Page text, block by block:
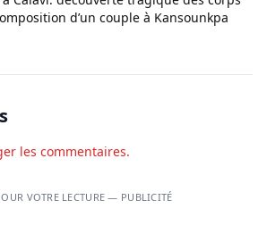
d’un couple à Kansounkpa
les commentaires.
VOTRE LECTURE — PUBLICITÉ